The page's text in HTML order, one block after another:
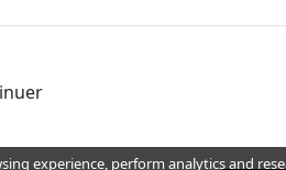
experience, perform analytics and